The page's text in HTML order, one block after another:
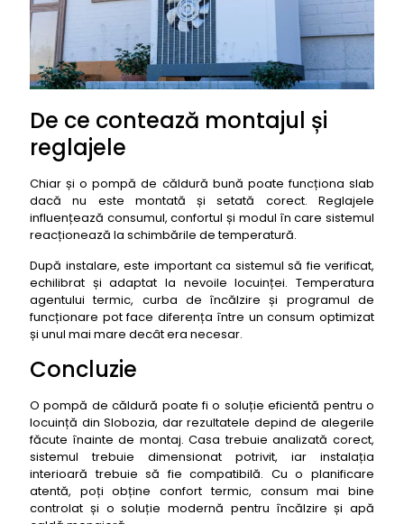
De ce contează montajul și
reglajele
Chiar și o pompă de căldură bună poate funcționa slab
dacă nu este montată și setată corect. Reglajele
influențează consumul, confortul și modul în care sistemul
reacționează la schimbările de temperatură.
După instalare, este important ca sistemul să fie verificat,
echilibrat și adaptat la nevoile locuinței. Temperatura
agentului termic, curba de încălzire și programul de
funcționare pot face diferența între un consum optimizat
și unul mai mare decât era necesar.
Concluzie
O pompă de căldură poate fi o soluție eficientă pentru o
locuință din Slobozia, dar rezultatele depind de alegerile
făcute înainte de montaj. Casa trebuie analizată corect,
sistemul trebuie dimensionat potrivit, iar instalația
interioară trebuie să fie compatibilă. Cu o planificare
atentă, poți obține confort termic, consum mai bine
controlat și o soluție modernă pentru încălzire și apă